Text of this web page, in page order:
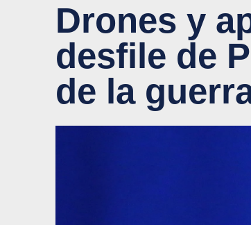
Drones y
desfile de
de la